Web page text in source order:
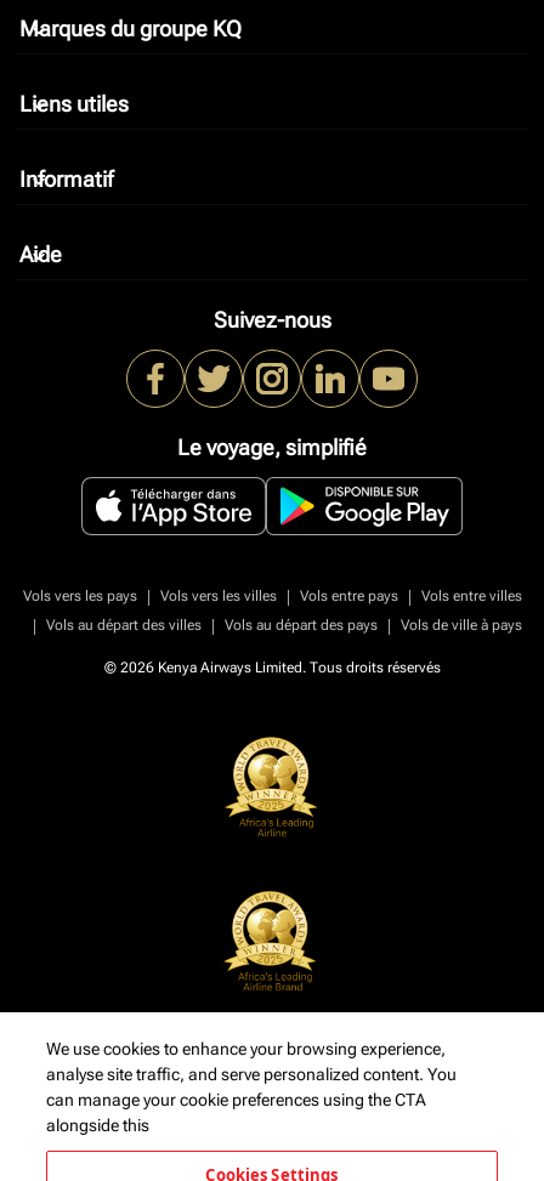
Marques du groupe KQ
keyboard_arrow_down
Liens utiles
keyboard_arrow_down
Informatif
keyboard_arrow_down
Aide
keyboard_arrow_down
Suivez-nous
Le voyage, simplifié
Vols vers les pays | Vols vers les villes | Vols entre pays |
Vols entre villes
|
Vols au départ des villes | Vols au départ des pays | Vols de ville à pays
© 2026 Kenya Airways Limited. Tous droits réservés
We use cookies to enhance your browsing experience,
analyse site traffic, and serve personalized content. You
can manage your cookie preferences using the CTA
alongside this
Cookies Settings